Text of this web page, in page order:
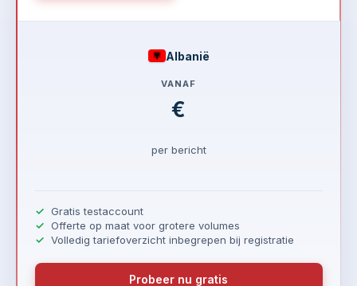
Albanië
VANAF
€
per bericht
Gratis testaccount
Offerte op maat voor grotere volumes
Volledig tariefoverzicht inbegrepen bij registratie
Probeer nu gratis